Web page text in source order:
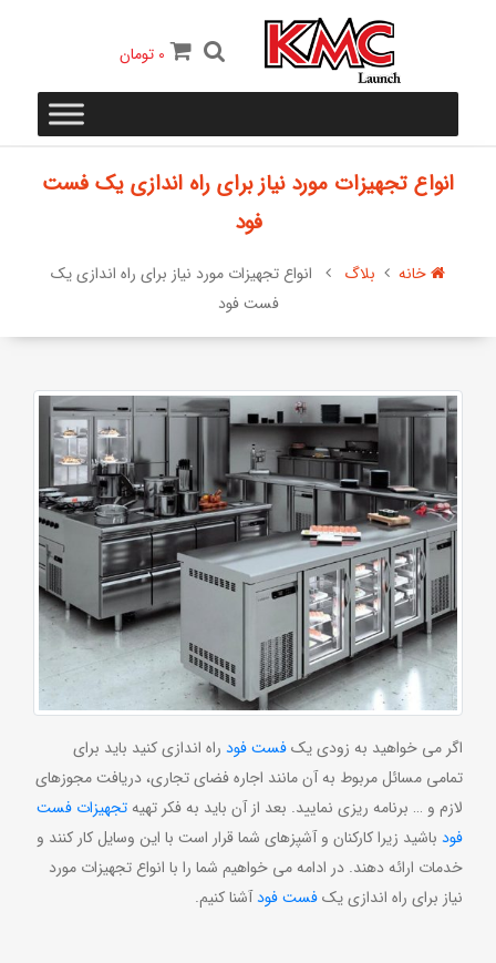
0 تومان
انواع تجهیزات مورد نیاز برای راه اندازی یک فست
فود
خانه بلاگ
انواع تجهیزات مورد نیاز برای راه اندازی یک
فست فود
اگر می خواهید به زودی یکفست فود راه اندازی کنید باید برای
تمامی مسائل مربوط به آن مانند اجاره فضای تجاری، دریافت مجوزهای
لازم و … برنامه ریزی نمایید. بعد از آن باید به فکر تهیهتجهیزات فست
فود باشید زیرا کارکنان و آشپزهای شما قرار است با این وسایل کار کنند و
خدمات ارائه دهند. در ادامه می خواهیم شما را با انواع تجهیزات مورد
نیاز برای راه اندازی یکفست فودآشنا کنیم.